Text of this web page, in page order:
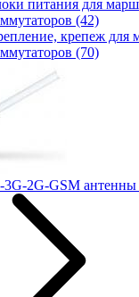
питания для
(42)
крепеж для
(70)
2G-GSM антенны